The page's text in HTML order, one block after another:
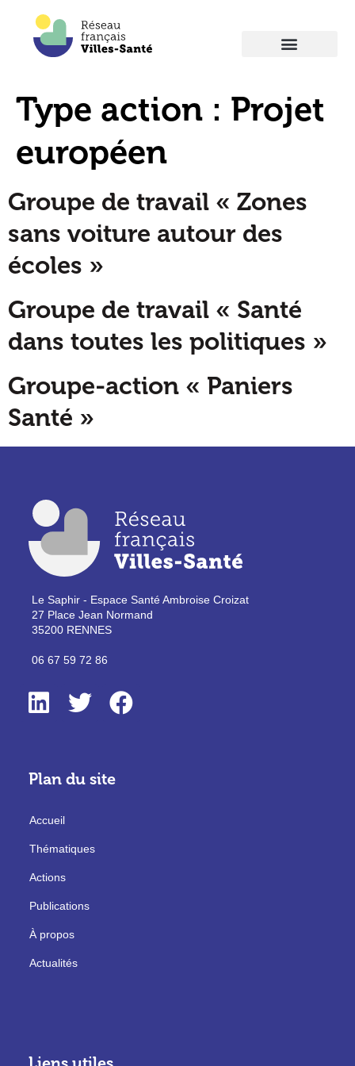
Type action : Projet
européen
Groupe de travail « Zones
sans voiture autour des
écoles »
Groupe de travail « Santé
dans toutes les politiques »
Groupe-action « Paniers
Santé »
Le Saphir - Espace Santé Ambroise Croizat
27 Place Jean Normand
35200 RENNES
06 67 59 72 86
Plan du site
Accueil
Thématiques
Actions
Publications
À propos
Actualités